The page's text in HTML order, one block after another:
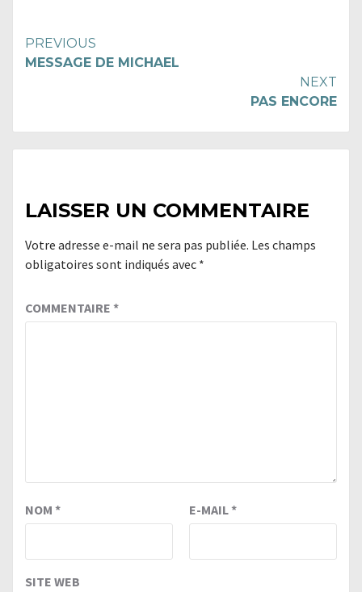
Continue
PREVIOUS
MESSAGE DE MICHAEL
NEXT
PAS ENCORE
LAISSER UN COMMENTAIRE
Votre adresse e-mail ne sera pas publiée. Les champs
obligatoires sont indiqués avec *
COMMENTAIRE *
NOM * E-MAIL*
SITE WEB